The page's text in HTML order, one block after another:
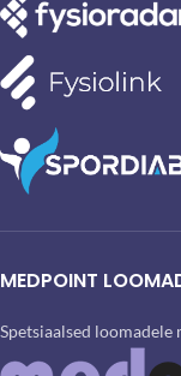
MEDPOINT
Spetsiaalsed